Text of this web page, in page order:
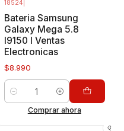
18524
Bateria Samsung
Galaxy Mega 5.8
I9150 I Ventas
Electronicas
$8.990
Cantidad
Comprar ahora